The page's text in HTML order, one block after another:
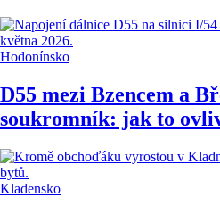
Hodonínsko
D55 mezi Bzencem a
soukromník: jak to
Kladensko